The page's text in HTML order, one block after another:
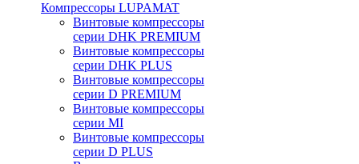
Компрессоры LUPAMAT
Винтовые компрессоры
серии DHK PREMIUM
Винтовые компрессоры
серии DHK PLUS
Винтовые компрессоры
серии D PREMIUM
Винтовые компрессоры
серии MI
Винтовые компрессоры
серии D PLUS